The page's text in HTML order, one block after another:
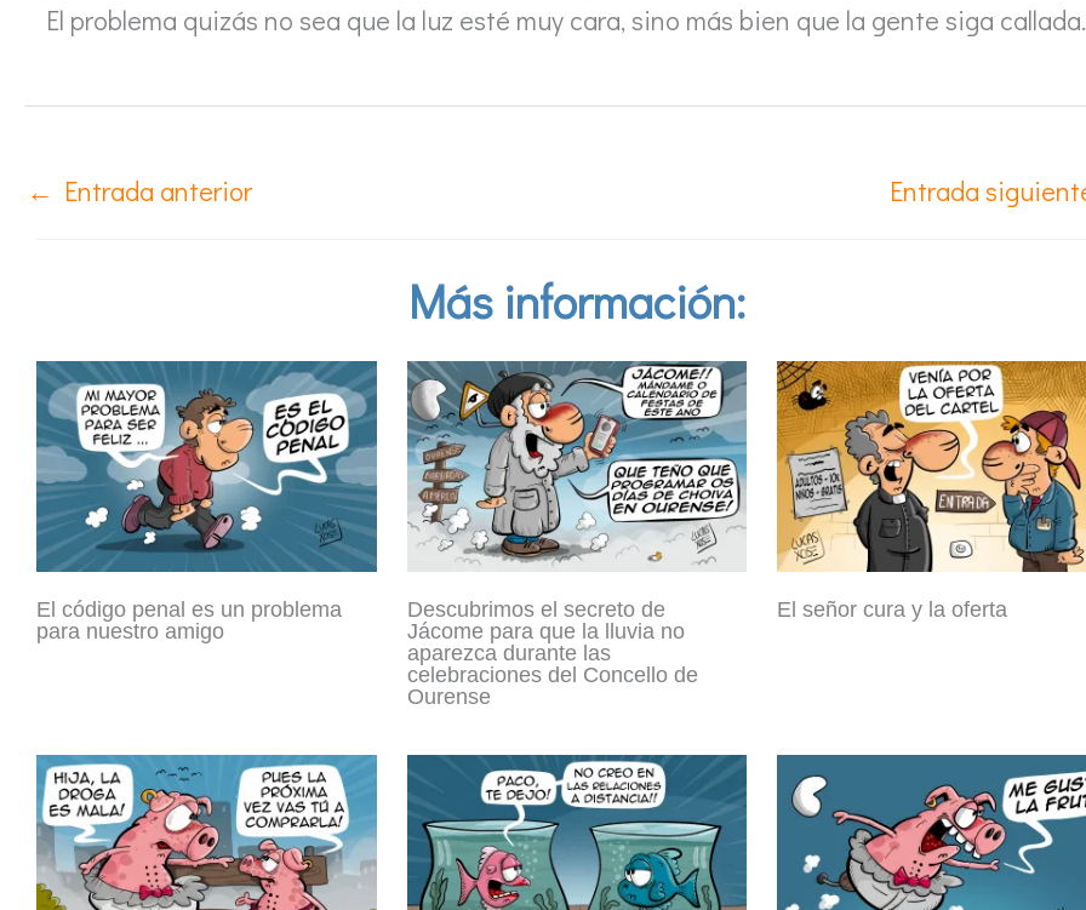
El problema quizás no sea que la luz esté muy cara, sino más bien que la gente siga callada.
← Entrada anterior Entrada
Más información:
El código penal es un problema
para nuestro amigo
Descubrimos el secreto de
Jácome para que la lluvia no
aparezca durante las
celebraciones del Concello de
Ourense
El señor cura y la oferta